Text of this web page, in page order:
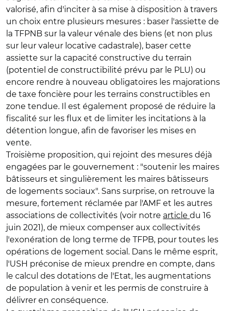
valorisé, afin d'inciter à sa mise à disposition à travers
un choix entre plusieurs mesures : baser l'assiette de
la TFPNB sur la valeur vénale des biens (et non plus
sur leur valeur locative cadastrale), baser cette
assiette sur la capacité constructive du terrain
(potentiel de constructibilité prévu par le PLU) ou
encore rendre à nouveau obligatoires les majorations
de taxe foncière pour les terrains constructibles en
zone tendue. Il est également proposé de réduire la
fiscalité sur les flux et de limiter les incitations à la
détention longue, afin de favoriser les mises en
vente.
Troisième proposition, qui rejoint des mesures déjà
engagées par le gouvernement : "soutenir les maires
bâtisseurs et singulièrement les maires bâtisseurs
de logements sociaux". Sans surprise, on retrouve la
mesure, fortement réclamée par l'AMF et les autres
associations de collectivités (voir notre article du 16
juin 2021), de mieux compenser aux collectivités
l'exonération de long terme de TFPB, pour toutes les
opérations de logement social. Dans le même esprit,
l'USH préconise de mieux prendre en compte, dans
le calcul des dotations de l'Etat, les augmentations
de population à venir et les permis de construire à
délivrer en conséquence.